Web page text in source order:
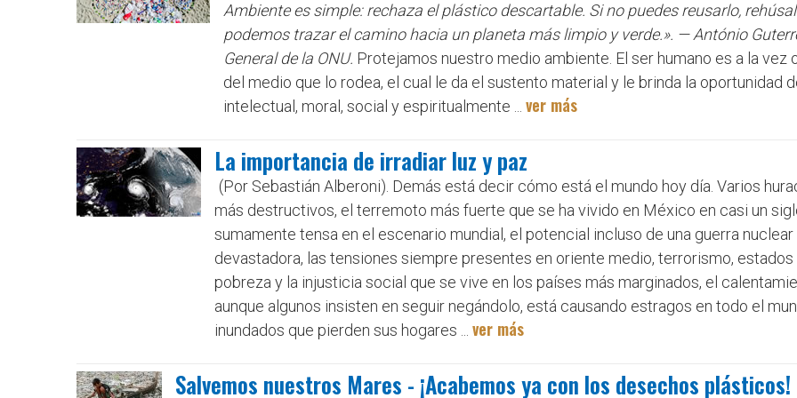
Ambiente es simple: rechaza el plástico descartable. Si no puedes reusarlo,
podemos trazar el camino hacia un planeta más limpio y verde.». — António
General de la ONU. Protejamos nuestro medio ambiente. El ser humano es a la vez
del medio que lo rodea, el cual le da el sustento material y le brinda la oportunidad
intelectual, moral, social y espiritualmente ... ver más
La importancia de irradiar luz y paz
(Por Sebastián Alberoni). Demás está decir cómo está el mundo hoy día. Varios
más destructivos, el terremoto más fuerte que se ha vivido en México en casi un
sumamente tensa en el escenario mundial, el potencial incluso de una guerra
devastadora, las tensiones siempre presentes en oriente medio, terrorismo,
pobreza y la injusticia social que se vive en los países más marginados, el
aunque algunos insisten en seguir negándolo, está causando estragos en todo el
inundados que pierden sus hogares ... ver más
Salvemos nuestros Mares - ¡Acabemos ya con los desechos